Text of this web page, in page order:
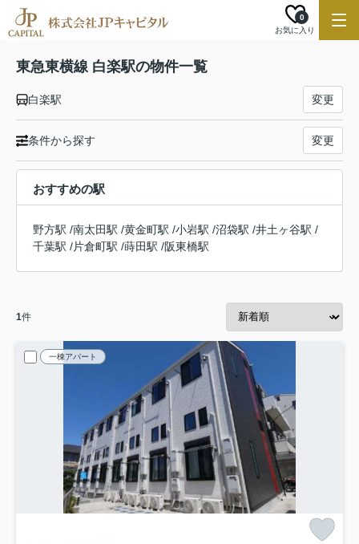
お気に入り
0
東急東横線 白楽駅の物件一覧
白楽駅 変更
条件から探す 変更
おすすめの駅
野方駅 /南太田駅 /黄金町駅 /小岩駅 /沼袋駅 /井土ヶ谷駅 /
千葉駅 /片倉町駅 /蒔田駅 /阪東橋駅
1件
一棟アパート